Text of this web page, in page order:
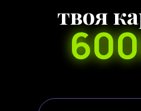
твоя